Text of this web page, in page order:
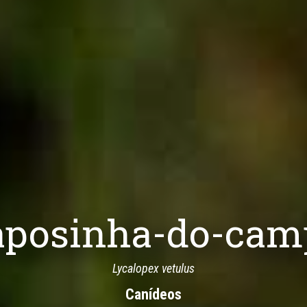
do-
Lycalopex vetulus
Canídeos